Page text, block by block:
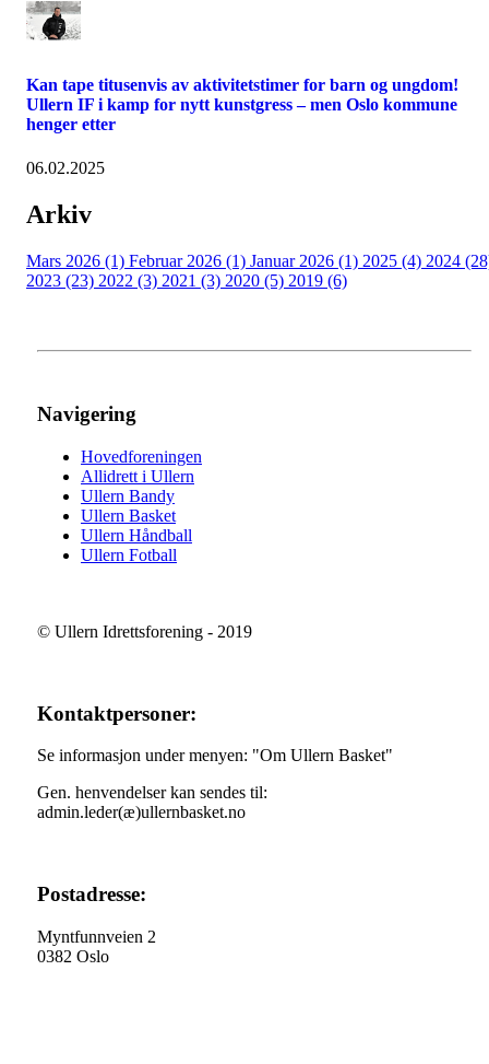
Kan tape titusenvis av aktivitetstimer for barn og ungdom!
Ullern IF i kamp for nytt kunstgress – men Oslo kommune
henger etter
06.02.2025
Arkiv
Mars 2026 (1) Februar 2026 (1) Januar 2026 (1) 2025 (4) 2024
2023 (23) 2022 (3) 2021 (3) 2020 (5) 2019 (6)
Navigering
Hovedforeningen
Allidrett i Ullern
Ullern Bandy
Ullern Basket
Ullern Håndball
Ullern Fotball
© Ullern Idrettsforening - 2019
Kontaktpersoner:
Se informasjon under menyen: "Om Ullern Basket"
Gen. henvendelser kan sendes til:
admin.leder(æ)ullernbasket.no
Postadresse:
Myntfunnveien 2
0382 Oslo